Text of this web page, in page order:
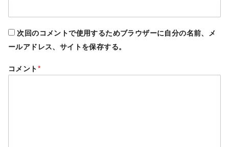
次回のコメントで使用するためブラウザーに自分の名前、メ
ールアドレス、サイトを保存する。
コメント*